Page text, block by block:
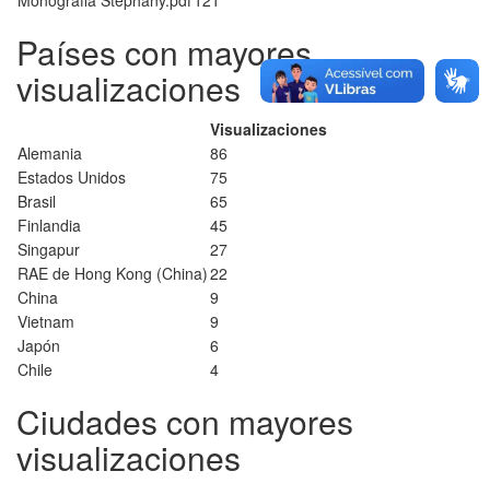
Países con mayores
visualizaciones
Visualizaciones
Alemania
86
Estados Unidos
75
Brasil
65
Finlandia
45
Singapur
27
RAE de Hong Kong (China)22
China
9
Vietnam
9
Japón
6
Chile
4
Ciudades con mayores
visualizaciones